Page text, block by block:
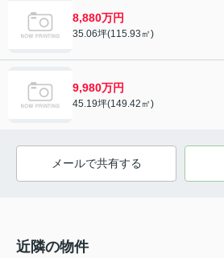
8,880万円
35.06坪(115.93㎡)
9,980万円
45.19坪(149.42㎡)
メールで共有する
近隣の物件